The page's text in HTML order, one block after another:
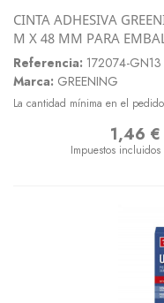
CINTA ADHESIVA
M X 48 MM PARA
Referencia: 172074-GN13
Marca: GREENING
La cantidad mínima en el
1,46 €
Impuestos incluidos